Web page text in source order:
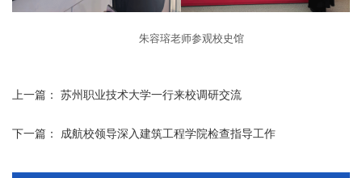
朱容瑢老师参观校史馆
上一篇： 苏州职业技术大学一行来校调研交流
下一篇： 成航校领导深入建筑工程学院检查指导工作